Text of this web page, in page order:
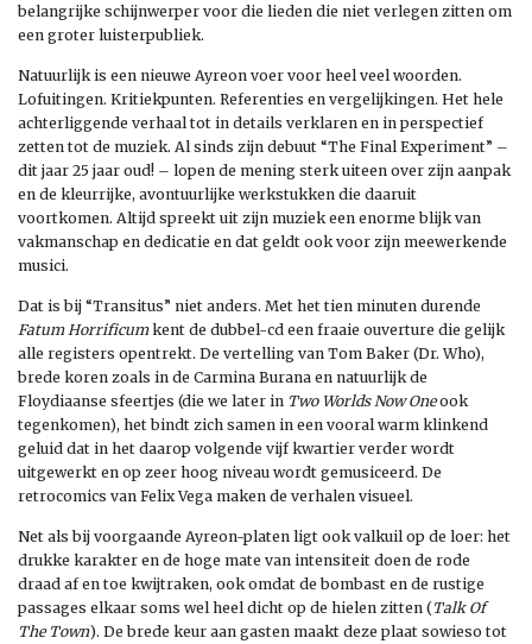
belangrijke schijnwerper voor die lieden die niet verlegen zitten om
een groter luisterpubliek.
Natuurlijk is een nieuwe Ayreon voer voor heel veel woorden.
Lofuitingen. Kritiekpunten. Referenties en vergelijkingen. Het hele
achterliggende verhaal tot in details verklaren en in perspectief
zetten tot de muziek. Al sinds zijn debuut “The Final Experiment” –
dit jaar 25 jaar oud! – lopen de mening sterk uiteen over zijn aanpak
en de kleurrijke, avontuurlijke werkstukken die daaruit
voortkomen. Altijd spreekt uit zijn muziek een enorme blijk van
vakmanschap en dedicatie en dat geldt ook voor zijn meewerkende
musici.
Dat is bij “Transitus” niet anders. Met het tien minuten durende
Fatum Horrificumkent de dubbel-cd een fraaie ouverture die gelijk
alle registers opentrekt. De vertelling van Tom Baker (Dr. Who),
brede koren zoals in de Carmina Burana en natuurlijk de
Floydiaanse sfeertjes (die we later in Two Worlds Now Oneook
tegenkomen), het bindt zich samen in een vooral warm klinkend
geluid dat in het daarop volgende vijf kwartier verder wordt
uitgewerkt en op zeer hoog niveau wordt gemusiceerd. De
retrocomics van Felix Vega maken de verhalen visueel.
Net als bij voorgaande Ayreon-platen ligt ook valkuil op de loer: het
drukke karakter en de hoge mate van intensiteit doen de rode
draad af en toe kwijtraken, ook omdat de bombast en de rustige
passages elkaar soms wel heel dicht op de hielen zitten (Talk Of
The Town). De brede keur aan gasten maakt deze plaat sowieso tot